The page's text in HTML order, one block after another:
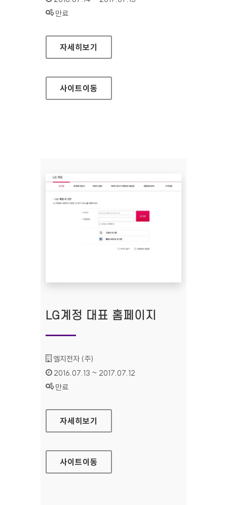
상태 :
만료
성북구청 대표 홈페이지
자세히보기
사이트이동
LG계정 대표 홈페이지
기관명 :
엘지전자 (주)
인증기간 :
2016.07.13 ~ 2017.07.12
상태 :
만료
LG계정 대표 홈페이지
자세히보기
사이트이동